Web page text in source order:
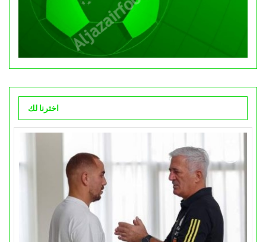
اخترنا لك